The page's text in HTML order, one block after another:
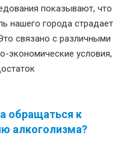
показывают, что
нашего города страдает
связано с различными
экономические условия,
обращаться к
алкоголизма?